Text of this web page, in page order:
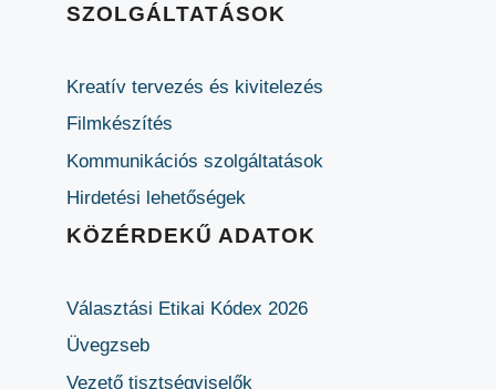
SZOLGÁLTATÁSOK
Kreatív tervezés és kivitelezés
Filmkészítés
Kommunikációs szolgáltatások
Hirdetési lehetőségek
KÖZÉRDEKŰ ADATOK
Választási Etikai Kódex 2026
Üvegzseb
Vezető tisztségviselők